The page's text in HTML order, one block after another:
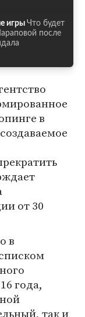
игры Что будет
после
в
от 30
в
года,
так и